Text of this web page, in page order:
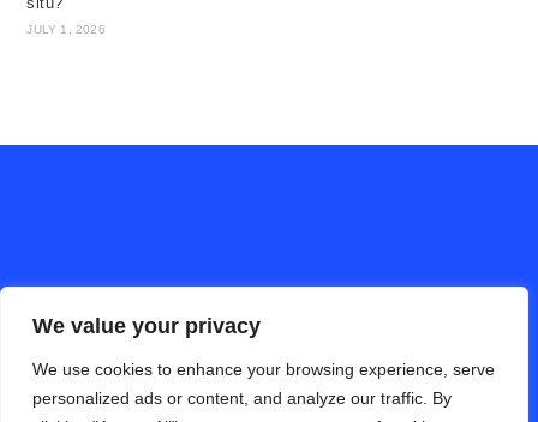
We value your privacy
We use cookies to enhance your browsing experience, serve
personalized ads or content, and analyze our traffic. By
JULY 1, 2026
ALAM PERTANIAN online (Bahasa Cina)
Hubungi Kami
Privacy Policy